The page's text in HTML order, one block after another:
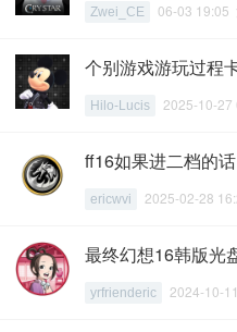
Zwei_CE 06-03 19:05
个别游戏游玩过程
Hilo-Lucis 2025-10-27
ff16如果进二档的
ericwvi 2025-02-28
最终幻想16韩版光
yrfrienderic 2024-10-